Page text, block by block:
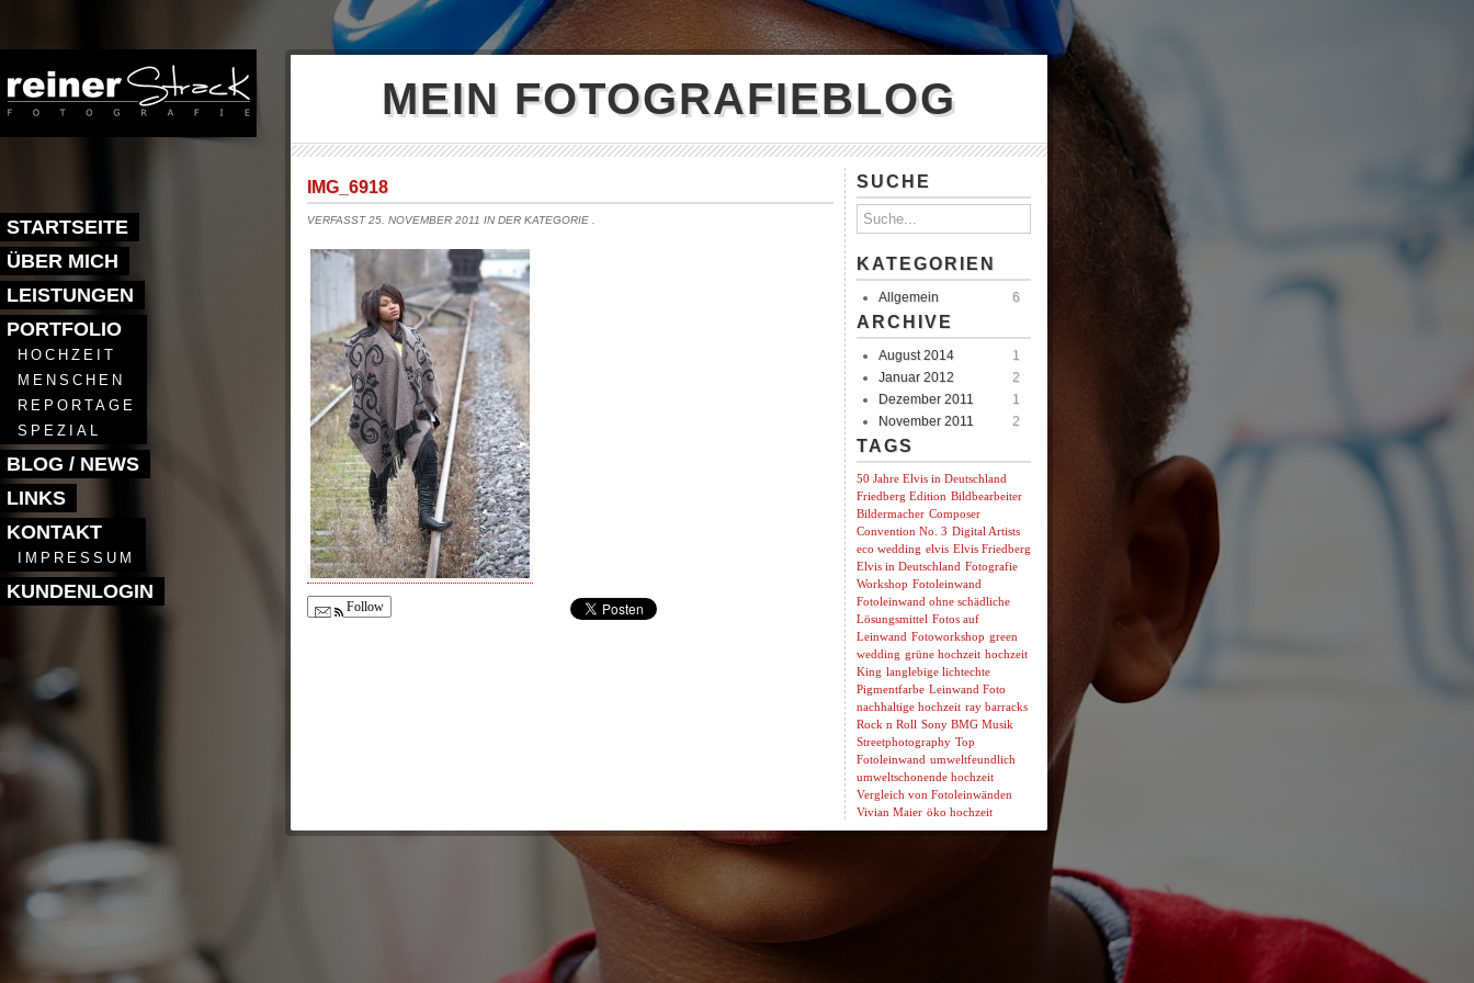
STARTSEITE
ÜBER MICH
LEISTUNGEN
PORTFOLIO
HOCHZEIT
MENSCHEN
REPORTAGE
SPEZIAL
BLOG / NEWS
LINKS
KONTAKT
IMPRESSUM
KUNDENLOGIN
MEIN FOTOGRAFIEBLOG
IMG_6918
VERFASST 25. NOVEMBER 2011 IN DER KATEGORIE
Follow
SUCHE
KATEGORIEN
Allgemein 6
ARCHIVE
August 2014
1
Januar 2012
2
Dezember 2011
1
November 2011
2
TAGS
50 Jahre Elvis in Deutschland
Friedberg Edition Bildbearbeiter
Bildermacher Composer
Convention No. 3 Digital Artists
eco wedding elvis Elvis Friedberg
Elvis in Deutschland Fotografie
Workshop Fotoleinwand
Fotoleinwand ohne schädliche
Lösungsmittel Fotos auf
Leinwand Fotoworkshop green
wedding grüne hochzeit hochzeit
King langlebige lichtechte
Pigmentfarbe Leinwand Foto
nachhaltige hochzeit ray barracks
Rock n Roll Sony BMG Musik
Streetphotography Top
Fotoleinwand umweltfeundlich
umweltschonende hochzeit
Vergleich von Fotoleinwänden
Vivian Maier öko hochzeit